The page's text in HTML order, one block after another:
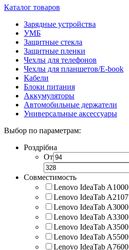
Каталог товаров
Зарядные устройства
УМБ
Защитные стекла
Защитные пленки
Чехлы для телефонов
Чехлы для планшетов/E-book
Кабели
Блоки питания
Аккумуляторы
Автомобильные держатели
Универсальные аксессуары
Выбор по параметрам:
Роздрібна
От
Совместимость
Lenovo IdeaTab A1000
Lenovo IdeaTab A2107
Lenovo IdeaTab A3000
Lenovo IdeaTab A3300
Lenovo IdeaTab A3500
Lenovo IdeaTab A5500
Lenovo IdeaTab A7600